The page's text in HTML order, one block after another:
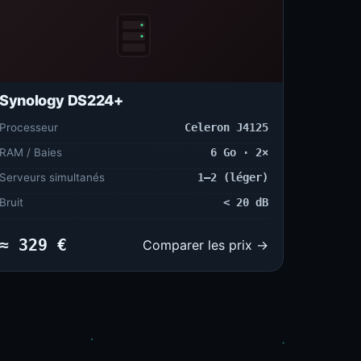
Synology DS224+
Processeur
Celeron J4125
RAM / Baies
6 Go · 2×
Serveurs simultanés
1–2 (léger)
Bruit
< 20 dB
≈ 329 € Comparer les prix →